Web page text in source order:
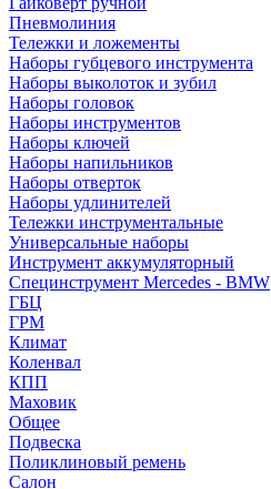
Пневмолиния
Тележки и ложементы
Наборы губцевого инструмента
Наборы выколоток и зубил
Наборы головок
Наборы инструментов
Наборы ключей
Наборы напильников
Наборы отверток
Наборы удлинителей
Тележки инструментальные
Универсальные наборы
Инструмент аккумуляторный
Специнструмент Mercedes - BMW
ГБЦ
ГРМ
Климат
Коленвал
КПП
Маховик
Общее
Подвеска
Поликлиновый ремень
Салон